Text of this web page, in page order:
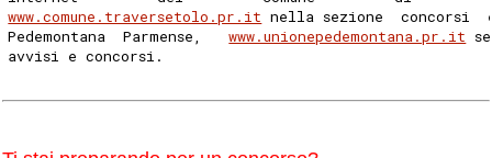
www.comune.traversetolo.pr.it nella sezione  concorsi
Pedemontana  Parmense, www.unionepedemontana.pr.it
avvisi e concorsi.